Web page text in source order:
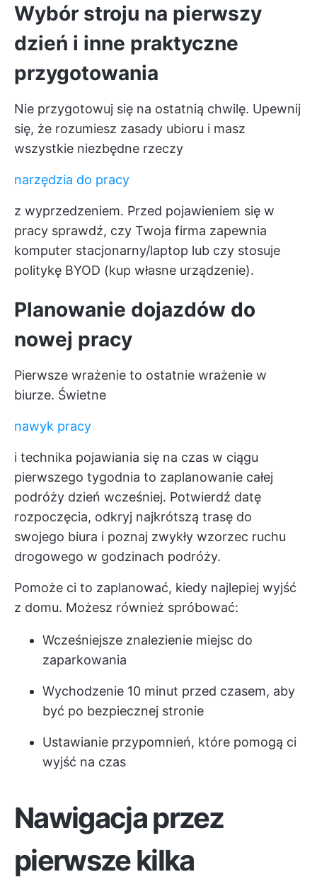
Wybór stroju na pierwszy
dzień i inne praktyczne
przygotowania
Nie przygotowuj się na ostatnią chwilę. Upewnij
się, że rozumiesz zasady ubioru i masz
wszystkie niezbędne rzeczy
narzędzia do pracy
z wyprzedzeniem. Przed pojawieniem się w
pracy sprawdź, czy Twoja firma zapewnia
komputer stacjonarny/laptop lub czy stosuje
politykę BYOD (kup własne urządzenie).
Planowanie dojazdów do
nowej pracy
Pierwsze wrażenie to ostatnie wrażenie w
biurze. Świetne
nawyk pracy
i technika pojawiania się na czas w ciągu
pierwszego tygodnia to zaplanowanie całej
podróży dzień wcześniej. Potwierdź datę
rozpoczęcia, odkryj najkrótszą trasę do
swojego biura i poznaj zwykły wzorzec ruchu
drogowego w godzinach podróży.
Pomoże ci to zaplanować, kiedy najlepiej wyjść
z domu. Możesz również spróbować:
Wcześniejsze znalezienie miejsc do
zaparkowania
Wychodzenie 10 minut przed czasem, aby
być po bezpiecznej stronie
Ustawianie przypomnień, które pomogą ci
wyjść na czas
Nawigacja przez
pierwsze kilka